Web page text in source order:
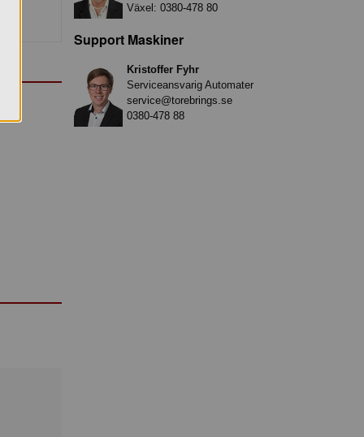
Växel: 0380-478 80
Support Maskiner
Kristoffer Fyhr
Serviceansvarig Automater
service@torebrings.se
0380-478 88